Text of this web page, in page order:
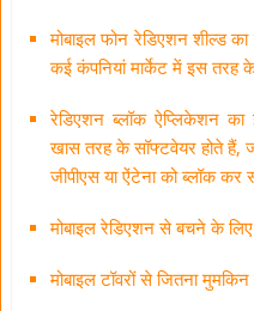
मोबाइल फोन रेडिएशन शील्ड
कई कंपनियां मार्केट में इस तरह
रेडिएशन ब्लॉक ऐप्लिकेशन
खास तरह के सॉफ्टवेयर होते हैं,
जीपीएस या ऐंटेना को ब्लॉक
मोबाइल रेडिएशन से बचने के
मोबाइल टॉवरों से जितना